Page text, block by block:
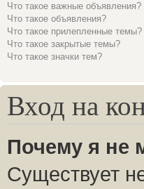
Что такое важные объявления?
Что такое объявления?
Что такое прилепленные темы?
Что такое закрытые темы?
Что такое значки тем?
Вход на
Почему я не
Существует